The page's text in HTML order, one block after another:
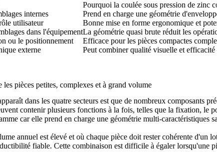
Pourquoi la coulée sous pression de zinc
internes Prend en charge une géométrie
utilisateur Bonne mise en forme ergonomique et
dans l'équipementLa géométrie quasi brute réduit les
ou le positionnement Efficace pour les pièces compactes
externe Peut combiner qualité visuelle et
pièces petites, complexes et à grand volume
dans les quatre secteurs est que de nombreux composants
contenir plusieurs fonctions à la fois, telles que la fixation,
car elle prend en charge une géométrie multi-caractéristiques
annuel est élevé et où chaque pièce doit rester cohérente d'un
fiable. Cette combinaison est difficile à égaler lorsqu'une